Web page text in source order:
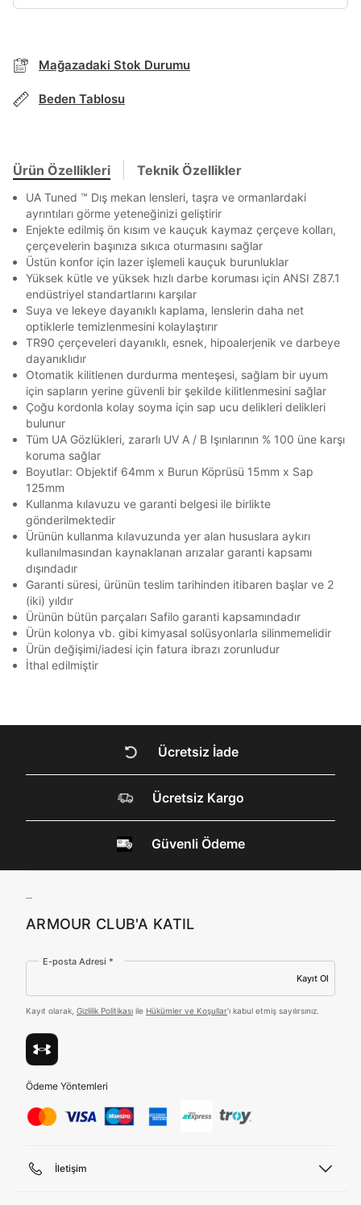
DOĞRU UNDER
MİSİNİZ?
TAKSİT SEÇENEKLERİ
Banka Kart
İşbankası Maximum 6
Akbank Axess 4
Ziraat Bankası Ziraat Bankası
QNB QNB
AnadoluBank
Kapat
Mağazadaki Stok Durumu
Beden Tablosu
Ürün Özellikleri Teknik Özellikler
UA Tuned ™ Dış mekan lensleri, taşra ve ormanlardaki
ayrıntıları görme yeteneğinizi geliştirir
Enjekte edilmiş ön kısım ve kauçuk kaymaz çerçeve kolları,
çerçevelerin başınıza sıkıca oturmasını sağlar
Üstün konfor için lazer işlemeli kauçuk burunluklar
Yüksek kütle ve yüksek hızlı darbe koruması için ANSI Z87.1
endüstriyel standartlarını karşılar
Suya ve lekeye dayanıklı kaplama, lenslerin daha net
optiklerle temizlenmesini kolaylaştırır
TR90 çerçeveleri dayanıklı, esnek, hipoalerjenik ve darbeye
dayanıklıdır
Otomatik kilitlenen durdurma menteşesi, sağlam bir uyum
için sapların yerine güvenli bir şekilde kilitlenmesini sağlar
Çoğu kordonla kolay soyma için sap ucu delikleri delikleri
bulunur
Tüm UA Gözlükleri, zararlı UV A / B Işınlarının % 100 üne karşı
koruma sağlar
Boyutlar: Objektif 64mm x Burun Köprüsü 15mm x Sap
125mm
Kullanma kılavuzu ve garanti belgesi ile birlikte
gönderilmektedir
Ürünün kullanma kılavuzunda yer alan hususlara aykırı
kullanılmasından kaynaklanan arızalar garanti kapsamı
dışındadır
Garanti süresi, ürünün teslim tarihinden itibaren başlar ve 2
(iki) yıldır
Ürünün bütün parçaları Safilo garanti kapsamındadır
Ürün kolonya vb. gibi kimyasal solüsyonlarla silinmemelidir
Ürün değişimi/iadesi için fatura ibrazı zorunludur
İthal edilmiştir
Mağazada Bul
Mağazada Bul
BEDEN TABLOSU
Kapat
Stok Bildirimi
Ürün stoklara geldiğinde
bildirim göndereceğiz.
Ücretsiz İade
Ücretsiz Kargo
Güvenli Ödeme
ARMOUR CLUB'A KATIL
E-posta Adresi *
Kayıt Ol
Kayıt olarak, Gizlilik Politikası ile Hükümler ve Koşullar'ı kabul etmiş sayılırsınız.
Term Of Use
Kapat
ipsum
Kapat
Ödeme Yöntemleri
İletişim
Siparişinizin durumu hakkında bilgi alabilmek için
aşağıdaki bilgileri giriniz.
E-posta Adresi *
Sipariş Numaranız *
Sorgula
Şifre*
En az 8 karakter
Bir küçük harf karakter
En az 1 özel karakter
Aşağıdakileri okudum ve kabul ediyorum:
Kişisel verilerinizAydınlatma Metni ,Hüküm ve Koşullar
uyarınca işlenecektir. Kişisel verilerimin Doğuş
Perakende Satış Giyim ve Aksesuar Ticaret A.Ş.
tarafından ticari elektronik ileti gönderilmesi amacıyla
işlenmesini kabul ediyorum.
Sms
E-mail
Çağrı Merkezi / Arama
Aksesuar Ticaret A.Ş. bünyesinde yer alan
markalara ait ürünlerin bana özel pazarlanması ve
Doğuş Grubu şirketlerinde bulunan pazarlama
verilerimin kişiselleştirilmiş reklamcılık faaliyeti
Kimlik, iletişim ve müşteri işlem verilerimin alınan
internet sitesi altyapı hizmetlerinin sunucularının yurt
dışında bulunması sebebiyle yurt dışında mukim
Amazon Inc. ve Google LLC. ile paylaşılmasını kabul
ediyorum.
sn
SMS Onay Kodu
Bilgilerinizi güncellemek için lütfen telefonunuza SMS
ile gelen kodu girerek telefon numaranızı doğrulayın.
sn
SMS Onay Kodu
Bilgilerinizi güncellemek için lütfen telefonunuza SMS
ile gelen kodu girerek telefon numaranızı doğrulayın.